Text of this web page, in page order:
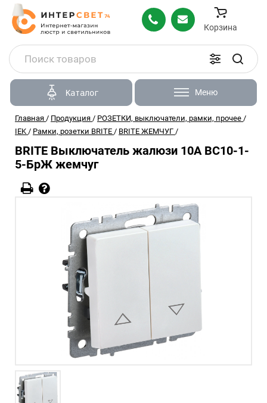
Корзина
Каталог Меню
Главная / Продукция / РОЗЕТКИ, выключатели, рамки, прочее /
IEK / Рамки, розетки BRITE / BRITE ЖЕМЧУГ /
BRITE Выключатель жалюзи 10А ВС10-1-
5-БрЖ жемчуг